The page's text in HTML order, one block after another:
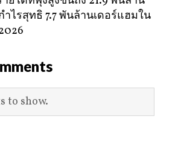
ไรสุทธิ 7.7 พันล้านเดอร์แฮมใน
to show.